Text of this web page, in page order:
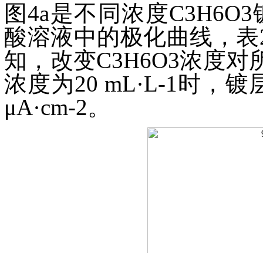
图4a是不同浓度
酸溶液中的极化曲线，
知，改变C3H6O3浓度对
浓度为20 mL·L-1时，
μA·cm-2。